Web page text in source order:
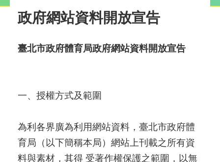
政府網站資料開放宣告
臺北市政府體育局政府網站資料開放宣告
一、授權方式及範圍
為利各界廣為利用網站資料，臺北市政府體
育局（以下簡稱本局）網站上刊載之所有資
料與素材，其得 受著作權保護之範圍，以無